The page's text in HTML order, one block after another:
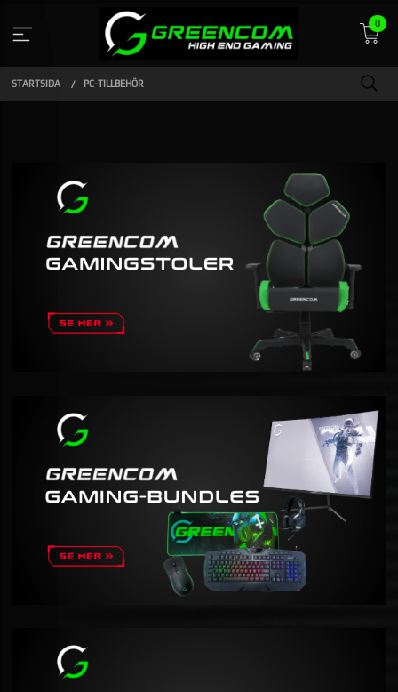
innehåll
0
STARTSIDA PC-TILLBEHÖR